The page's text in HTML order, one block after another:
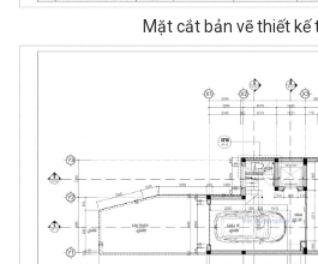
Mặt cắt bản vẽ thiết kế